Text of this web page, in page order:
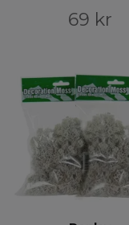
69 kr